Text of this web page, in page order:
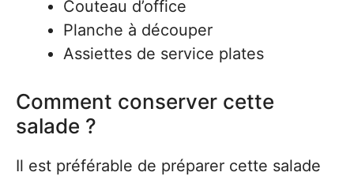
Couteau d’office
Planche à découper
Assiettes de service plates
Comment conserver cette
salade ?
Il est préférable de préparer cette salade